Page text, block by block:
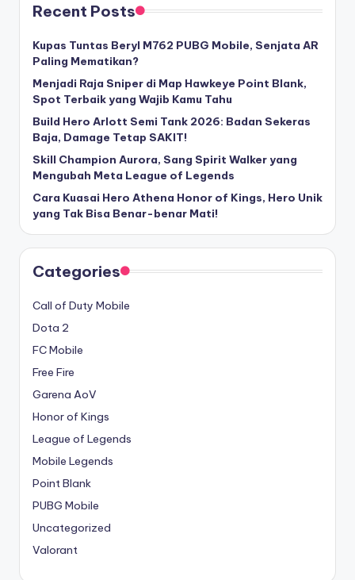
Recent Posts
Kupas Tuntas Beryl M762 PUBG Mobile, Senjata AR
Paling Mematikan?
Menjadi Raja Sniper di Map Hawkeye Point Blank,
Spot Terbaik yang Wajib Kamu Tahu
Build Hero Arlott Semi Tank 2026: Badan Sekeras
Baja, Damage Tetap SAKIT!
Skill Champion Aurora, Sang Spirit Walker yang
Mengubah Meta League of Legends
Cara Kuasai Hero Athena Honor of Kings, Hero Unik
yang Tak Bisa Benar-benar Mati!
Categories
Call of Duty Mobile
Dota 2
FC Mobile
Free Fire
Garena AoV
Honor of Kings
League of Legends
Mobile Legends
Point Blank
PUBG Mobile
Uncategorized
Valorant